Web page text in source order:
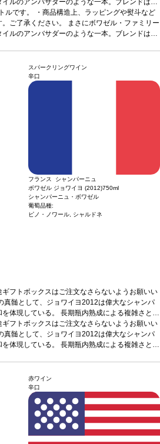
ルのアンバサダーのような一本。ブレンドは高
スト・プレス果汁を使った贅沢なシャンパーニ
澄んだ麦わら色で、素晴らしく繊細で軽やかな
表情豊かでフレッシュ、白い花（サンザシ）の
ていて、凝縮した洋梨の砂糖漬け、アカシア、
はリッチで長く続く。
良く合う。
です。 ・商品構造上、ラッピングや熨斗など
まさにボワゼル・ファミリー
ルのアンバサダーのような一本。ブレンドは高
表情豊かでフレッシュ、白い花（サンザシ）の
コット、柑橘類、ペイストリーのニュアンスな
が続く。魅惑的なテクスチャーの味わいは、フレ
ていて、凝縮した洋梨の砂糖漬け、アカシア、
はリッチで長く続く。
良く合う。
スパークリングワイン
辛口
フランス シャンパーニュ
ボワゼル ジョワイヨ (2012)750ml
シャンパーニュ・ボワゼル
葡萄品種:
ピノ・ノワール, シャルドネ
フトボックスはご注文なさらないようお願いい
体現している。 長期瓶内熟成による複雑さと優
ィングノート深く綺麗な金色で、滑らかで繊細
したノーズを示し、白い花や柑橘系果実の芳香
と軽くトーストしたペイストリーの含みが続
ジロール茸、ビゴール産豚の煮込み、ドライフ
ジンなどもお勧め。
フトボックスはご注文なさらないようお願いい
体現している。 長期瓶内熟成による複雑さと優
と軽くトーストしたペイストリーの含みが続
引き締まっていて、精度が高い。フレッシュで
後味は、素晴らしく長く続く。合う料理様々な
ジロール茸、ビゴール産豚の煮込み、ドライフ
タジンなどもお勧め。葡萄品種60% ピノ・ノワ
赤ワイン
辛口